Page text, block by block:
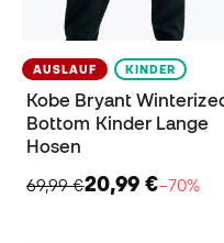
AUSLAUF KINDER
Kobe Bryant
Bottom Kinder Lange
Hosen
69,99 €20,99 €−70%